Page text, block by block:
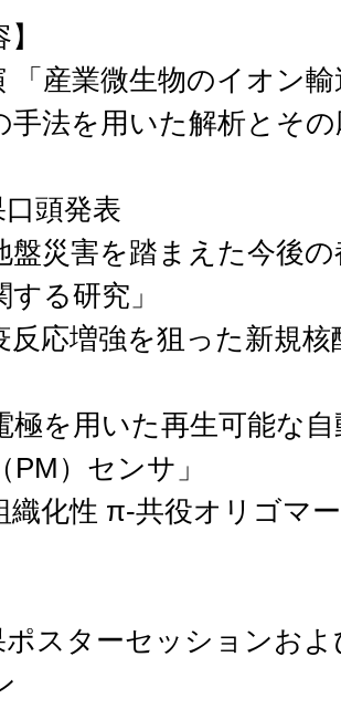
「産業微生物のイオン
手法を用いた解析とそ
頭発表
盤災害を踏まえた今後
る研究」
反応増強を狙った新規
極を用いた再生可能な
）センサ」
織化性 π-共役オリゴマ
ポスターセッションお